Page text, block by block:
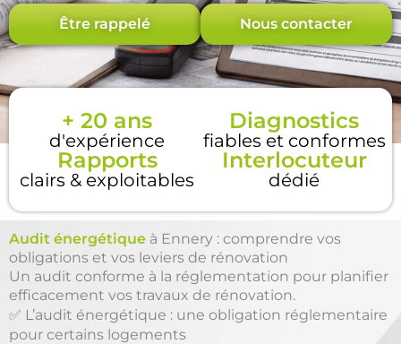
Être rappelé Nous contacter
+ 20 ans
d'expérience
Diagnostics
fiables et conformes
Rapports
clairs & exploitables
Interlocuteur
dédié
Audit énergétique à Ennery : comprendre vos
obligations et vos leviers de rénovation
Un audit conforme à la réglementation pour planifier
efficacement vos travaux de rénovation.
✅ L’audit énergétique : une obligation réglementaire
pour certains logements